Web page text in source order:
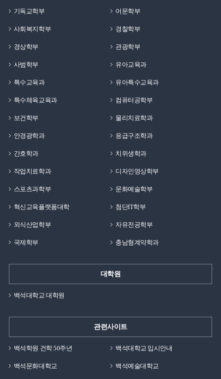
기독교학부 어문학부
사회복지학부 경찰학부
경상학부 관광학부
사범학부 유아교육과
특수교육과 유아특수교육과
특수체육교육과 컴퓨터공학부
보건학부 물리치료학과
안경광학과 응급구조학과
간호학과 치위생학과
작업치료학과 디자인영상학부
스포츠과학부 문화예술학부
혁신교육플랫폼대학 첨단IT학부
외식산업학부 자유전공학부
국제학부 충남형계약학과
대학원
백석대학교 대학원
관련사이트
백석학원 건학 50주년 백석대학교 입시안내
백석문화대학교 백석예술대학교